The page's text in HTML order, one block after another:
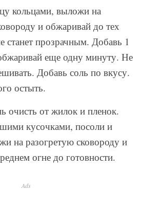
кольцами, выложи на
и обжаривай до тех
станет прозрачным. Добавь 1
еще одну минуту. Не
Добавь соль по вкусу.
остыть.
очисть от жилок и пленок.
кусочками, посоли и
на разогретую сковороду и
огне до готовности.
Ads